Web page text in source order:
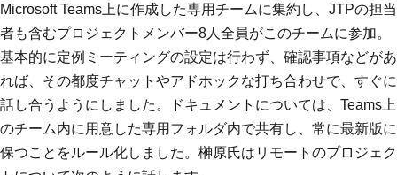
Microsoft Teams上に作成した専用チームに集約し、JTPの担当
者も含むプロジェクトメンバー8人全員がこのチームに参加。
基本的に定例ミーティングの設定は行わず、確認事項などがあ
れば、その都度チャットやアドホックな打ち合わせで、すぐに
話し合うようにしました。ドキュメントについては、Teams上
のチーム内に用意した専用フォルダ内で共有し、常に最新版に
保つことをルール化しました。榊原氏はリモートのプロジェク